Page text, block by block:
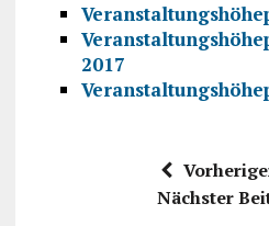
2017
Nächster